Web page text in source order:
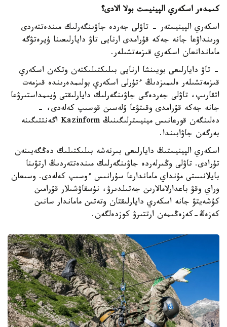
كىمدەر اسكەري الپينيست بولا الادى؟
اسكەري الپينيستەر - تاۋلى جەردە جاۋىنگەرلىك مىندەتتەردى
ورىنداۋعا جانە جەكە قۇرامدى ارنايى تاۋ دايارلىعىنا ۇيرەتۋگە
ماماندانعان اسكەري قىزمەتشىلەر.
- تاۋ دايارلىعى بويىنشا ارنايى بىلىكتىلىكتەن وتكەن اسكەري
قىزمەتشىلەر ەلىمىزدىڭ ءتۇرلى اسكەري بولىمدەرىندە قىزمەت
اتقارىپ، تاۋلى جەردەگى جاۋىنگەرلىك دايارلىقتى ۇيىمداستىرۋعا
جانە جەكە قۇرامدى وقىتۋعا ۇلەسىن قوسىپ كەلەدى، -
بەرگەن جاۋابىندا.
اسكەري الپينيستىڭ دايارلىعى بىرنەشە بىلىكتىلىك دەڭگەيىنەن
تۇرادى. تاۋلى وڭىرلەردە جاۋىنگەرلىك مىندەتتەردىڭ ارتۋىنا
بايلانىستى مۇنداي ماماندارعا سۇرانىس ءوسىپ كەلەدى. وسىعان
وراي وقۋ باعدارلامالارىن جەتىلدىرۋ، نۇسقاۋشىلار قۇرامىن
كۇشەيتۋ جانە اسكەري دايارلىقتان وتەتىن ماماندار سانىن